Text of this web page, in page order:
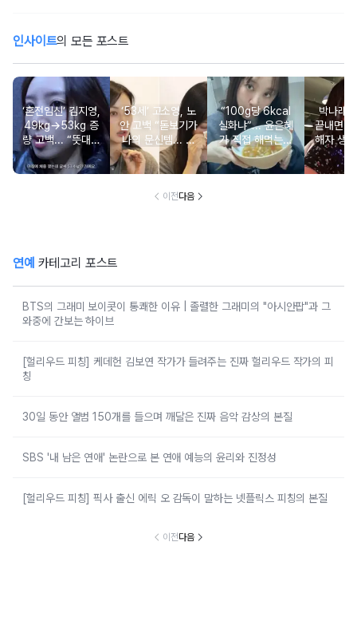
인사이트의 모든 포스트
‘혼전임신’ 김지영,
49kg→53kg 증
량 고백... “뜻대로
안돼”
‘53세’ 고소영, 노
안 고백 “돋보기가
나의 문신템... 받
아들이기로 했다”
“100g당 6kcal
실화냐”... 윤은혜
가 직접 해먹는다
는 ‘저칼로리 건강
밥’ 레시피, 난리
박나래
끝내면
해자 생
이전다음
연예 카테고리 포스트
BTS의 그래미 보이콧이 통쾌한 이유 | 졸렬한 그래미의 "아시안팝"과 그
와중에 간보는 하이브
[헐리우드 피칭] 케데헌 김보연 작가가 들려주는 진짜 헐리우드 작가의 피
칭
30일 동안 앨범 150개를 들으며 깨달은 진짜 음악 감상의 본질
SBS '내 남은 연애' 논란으로 본 연애 예능의 윤리와 진정성
[헐리우드 피칭] 픽사 출신 에릭 오 감독이 말하는 넷플릭스 피칭의 본질
이전다음